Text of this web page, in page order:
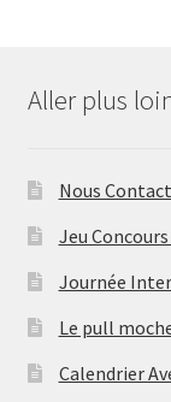
Aller plus
Nous
Jeu
Journée
Le pull
Calendrier